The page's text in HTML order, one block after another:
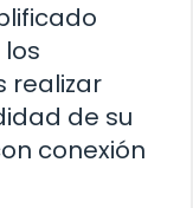
realizar
de su
conexión